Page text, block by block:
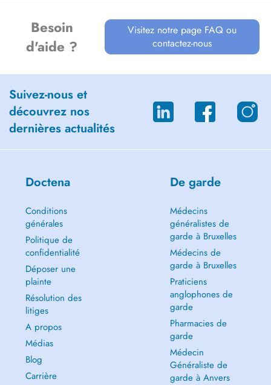
Besoin
d'aide ?
Visitez notre page FAQ ou
contactez-nous
Suivez-nous et
découvrez nos
dernières actualités
Doctena
Conditions
générales
Politique de
confidentialité
Déposer une
plainte
Résolution des
litiges
A propos
Médias
Blog
Carrière
De garde
Médecins
généralistes de
garde à Bruxelles
Médecins de
garde à Bruxelles
Praticiens
anglophones de
garde
Pharmacies de
garde
Médecin
Généraliste de
garde à Anvers